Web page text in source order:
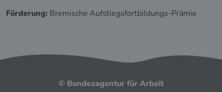
Förderung: Bremische Aufstiegsfortbildungs-Prämie